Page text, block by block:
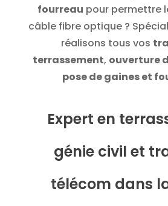
fourreau pour permettre
câble fibre optique ?
réalisons tous vos
terrassement, ouverture
pose de gaines et
Expert en
génie civil et
télécom dans